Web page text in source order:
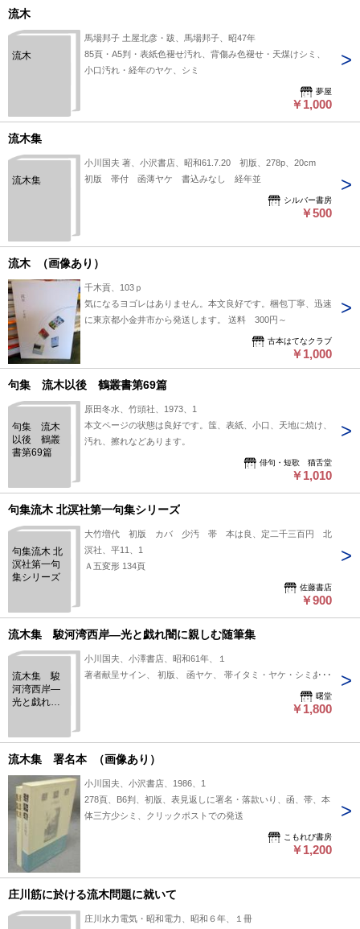
流木
流木
馬場邦子 土屋北彦・跋、馬場邦子、昭47年
85頁・A5判・表紙色褪せ汚れ、背傷み色褪せ・天煤けシミ、
小口汚れ・経年のヤケ、シミ
夢屋
￥1,000
流木集
流木集
小川国夫 著、小沢書店、昭和61.7.20 初版、278p、20cm
初版 帯付 函薄ヤケ 書込みなし 経年並
シルバー書房
￥500
流木 （画像あり）
千木貢、103ｐ
気になるヨゴレはありません。本文良好です。梱包丁寧、迅速
に東京都小金井市から発送します。 送料 300円～
古本はてなクラブ
￥1,000
句集 流木以後 鶴叢書第69篇
句集 流木
以後 鶴叢
書第69篇
原田冬水、竹頭社、1973、1
本文ページの状態は良好です。筺、表紙、小口、天地に焼け、
汚れ、擦れなどあります。
俳句・短歌 猫舌堂
￥1,010
句集流木 北溟社第一句集シリーズ
句集流木 北
溟社第一句
集シリーズ
大竹増代 初版 カバ 少汚 帯 本は良、定二千三百円 北
溟社、平11、1
Ａ五変形 134頁
佐藤書店
￥900
流木集 駿河湾西岸―光と戯れ闇に親しむ随筆集
流木集 駿
河湾西岸―
光と戯れ闇
小川国夫、小澤書店、昭和61年、１
著者献呈サイン、 初版、 函ヤケ、 帯イタミ・ヤケ・シミあり
曙堂
￥1,800
流木集 署名本 （画像あり）
小川国夫、小沢書店、1986、1
278頁、B6判、初版、表見返しに署名・落款いり、函、帯、本
体三方少シミ、クリックポストでの発送
こもれび書房
￥1,200
庄川筋に於ける流木問題に就いて
庄川水力電気・昭和電力、昭和６年、１冊